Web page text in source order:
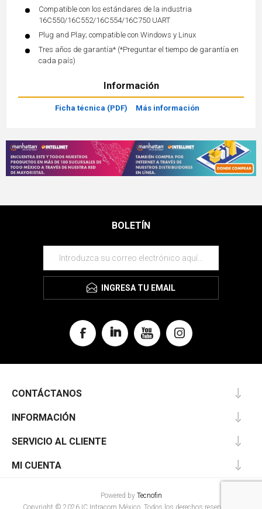
Compatible con los estándares de la industria
16C550/16C552/16C554/16C750 UART
Plug and Play; compatible con Windows y Linux
Tres años de garantía* (*Preguntar el tiempo de garantía en
cada país)
Información
Ficha técnica (PDF) Más información
BOLETÍN
INGRESA TU EMAIL
CONTÁCTANOS
INFORMACIÓN
SERVICIO AL CLIENTE
MI CUENTA
Powered by Tecnofin
Copyright © 2026 IC Intracom México. Todos los derechos reservados.